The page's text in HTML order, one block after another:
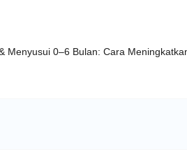
Menyusui 0–6 Bulan: Cara